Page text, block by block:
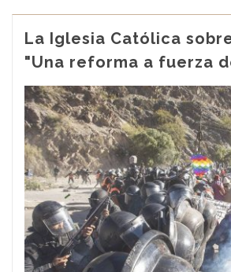
La Iglesia Católica
"Una reforma a fuerza